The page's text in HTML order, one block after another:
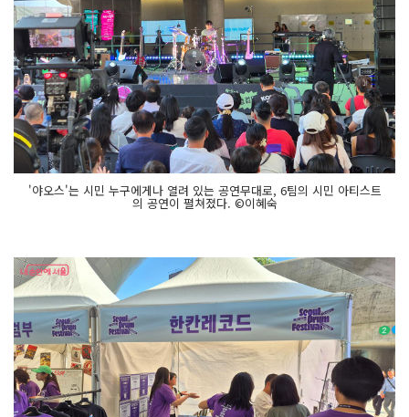
'야오스'는 시민 누구에게나 열려 있는 공연무대로, 6팀의 시민 아티스트
의 공연이 펼쳐졌다. ©이혜숙